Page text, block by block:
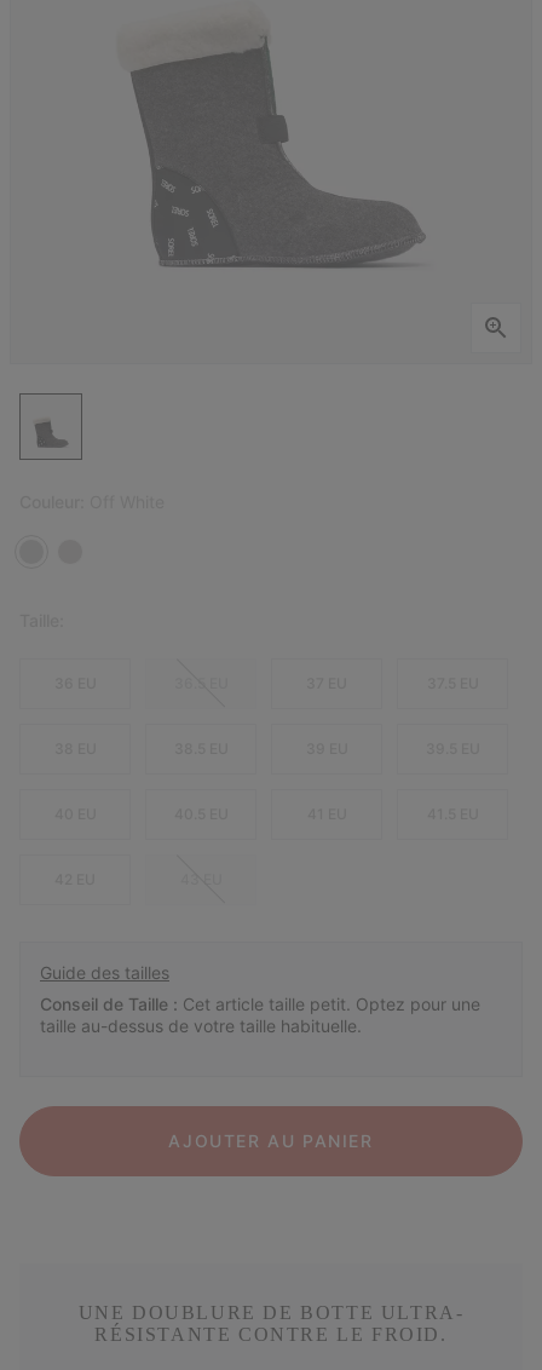
Guide des tailles
Conseil de Taille : Cet article taille petit. Optez pour une
taille au-dessus de votre taille habituelle.
AJOUTER AU PANIER
UNE DOUBLURE DE BOTTE ULTRA-
RÉSISTANTE CONTRE LE FROID.